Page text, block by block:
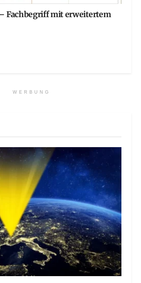
Fachbegriff mit erweitertem
WERBUNG